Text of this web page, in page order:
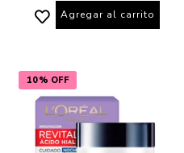
Agregar al carrito
10% OFF